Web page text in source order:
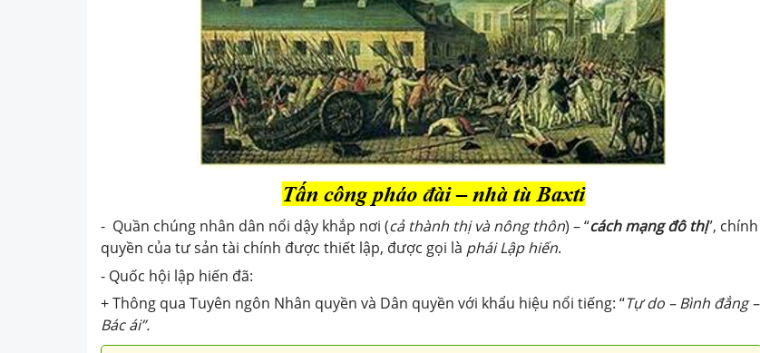
- Quần chúng nhân dân nổi dậy khắp nơi (cả thành thị và nông thôn) – “cách mạng đô thị”, chính
quyền của tư sản tài chính được thiết lập, được gọi là phái Lập hiến.
- Quốc hội lập hiến đã:
+ Thông qua Tuyên ngôn Nhân quyền và Dân quyền với khẩu hiệu nổi tiếng: “Tự do – Bình đẳng –
Bác ái”.